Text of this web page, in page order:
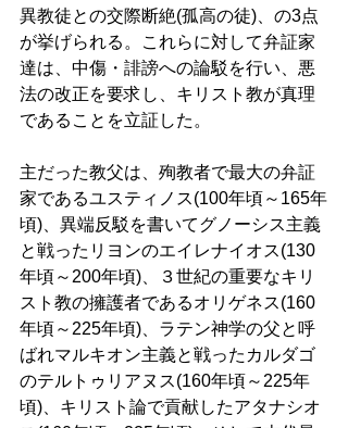
異教徒との交際断絶(孤高の徒)、の3点
が挙げられる。これらに対して弁証家
達は、中傷・誹謗への論駁を行い、悪
法の改正を要求し、キリスト教が真理
であることを立証した。
主だった教父は、殉教者で最大の弁証
家であるユスティノス(100年頃～165年
頃)、異端反駁を書いてグノーシス主義
と戦ったリヨンのエイレナイオス(130
年頃～200年頃)、３世紀の重要なキリ
スト教の擁護者であるオリゲネス(160
年頃～225年頃)、ラテン神学の父と呼
ばれマルキオン主義と戦ったカルダゴ
のテルトゥリアヌス(160年頃～225年
頃)、キリスト論で貢献したアタナシオ